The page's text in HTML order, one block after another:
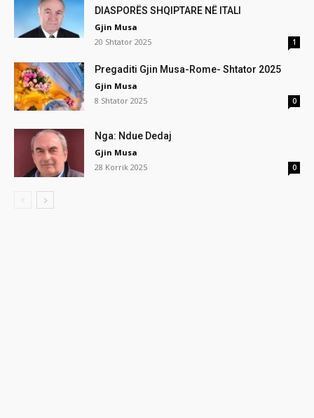
DIASPORËS SHQIPTARE NË ITALI
Gjin Musa
20 Shtator 2025
1
Pregaditi Gjin Musa-Rome- Shtator 2025
Gjin Musa
8 Shtator 2025
0
Nga: Ndue Dedaj
Gjin Musa
28 Korrik 2025
0